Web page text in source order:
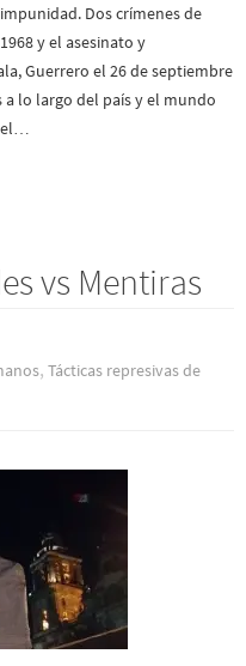
Dos crímenes de
y el asesinato y
Guerrero el 26 de septiembre
a lo largo del país y el mundo
el…
vs Mentiras
,Tácticas represivas de